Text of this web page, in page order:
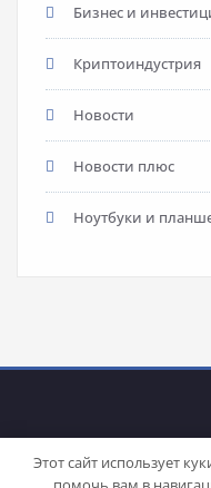
Бизнес и
Криптоиндустрия
Новости
Новости плюс
Ноутбуки и
Этот сайт использует